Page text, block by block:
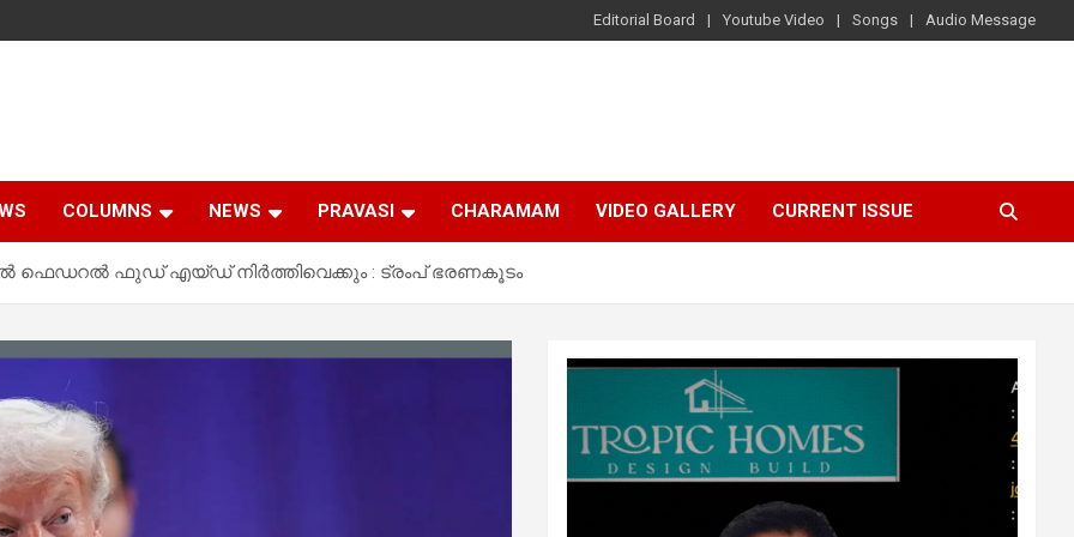
Editorial Board Youtube Video Songs Audio Message
COLUMNS NEWS PRAVASI CHARAMAM VIDEO GALLERY CURRENT ISSUE
ഫെഡറൽ ഫുഡ് എയ്ഡ് നിർത്തിവെക്കും : ട്രംപ് ഭരണകൂടം